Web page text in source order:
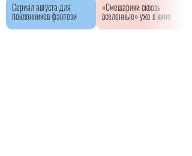
Сериал августа для
поклонников фэнтези
«Смешарики сквозь
вселенные» уже в кино